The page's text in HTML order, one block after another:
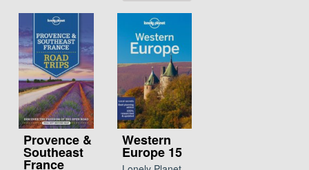
Provence &
Southeast
France
Western
Europe 15